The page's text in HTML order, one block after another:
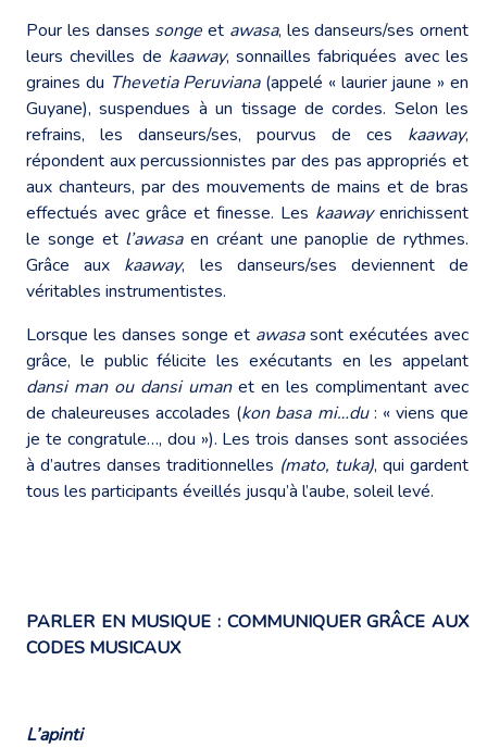
Pour les danses songe et awasa, les danseurs/ses ornent
leurs chevilles de kaaway, sonnailles fabriquées avec les
graines du Thevetia Peruviana(appelé « laurier jaune » en
Guyane), suspendues à un tissage de cordes. Selon les
refrains, les danseurs/ses, pourvus de ces kaaway,
répondent aux percussionnistes par des pas appropriés et
aux chanteurs, par des mouvements de mains et de bras
effectués avec grâce et finesse. Les kaawayenrichissent
le songe et l’awasaen créant une panoplie de rythmes.
Grâce aux kaaway, les danseurs/ses deviennent de
véritables instrumentistes.
Lorsque les danses songe et awasasont exécutées avec
grâce, le public félicite les exécutants en les appelant
dansi man ou dansi umanet en les complimentant avec
de chaleureuses accolades (kon basa mi…du: « viens que
je te congratule…, dou »). Les trois danses sont associées
à d’autres danses traditionnelles (mato, tuka), qui gardent
tous les participants éveillés jusqu’à l’aube, soleil levé.
PARLER EN MUSIQUE : COMMUNIQUER GRÂCE AUX
CODES MUSICAUX
L’apinti